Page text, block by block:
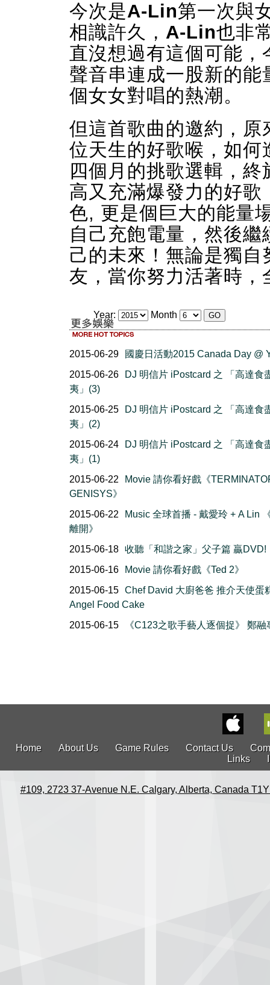
今次是A-Lin第一次與
相識許久， A-Lin也非
直沒想過有這個可能
聲音串連成一股新的
個女女對唱的熱潮。
但這首歌曲的邀約，
位天生的好歌喉，如
四個月的挑歌選輯，
高又充滿爆發力的好
色, 更是個巨大的能量
自己充飽電量，然後
己的未來！無論是獨
友，當你努力活著時
Year: Month
2015-06-29
國慶日活動2015 Canada Day @
2015-06-26
DJ 明信片 iPostcard 之 「高達食
夷」(3)
2015-06-25
DJ 明信片 iPostcard 之 「高達食
夷」(2)
2015-06-24
DJ 明信片 iPostcard 之 「高達食
夷」(1)
2015-06-22
Movie 請你看好戲《
GENISYS》
2015-06-22
Music 全球首播 - 戴愛玲 + A Lin
離開》
2015-06-18 收聽「和諧之家」父子篇 贏DVD!
2015-06-16
Movie 請你看好戲《Ted 2》
2015-06-15 Chef David 大廚爸爸 推介天使蛋
Angel Food Cake
2015-06-15
《C123之歌手藝人逐個捉》 鄭融
Home About Us Game Rules Contact Us
Links
#109, 2723 37-Avenue N.E. Calgary, Alberta, Canada